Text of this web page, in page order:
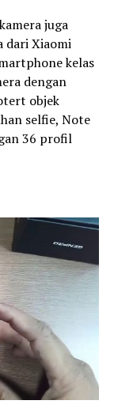
juga
dari Xiaomi
kelas
dengan
objek
selfie, Note
36 profil